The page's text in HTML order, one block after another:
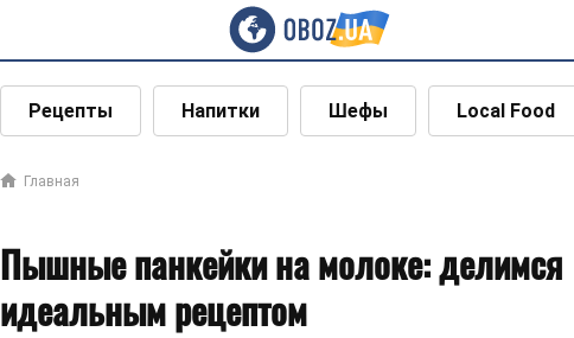
Рецепты Напитки Шефы Local Food
Главная
Пышные панкейки на молоке: делимся
идеальным рецептом